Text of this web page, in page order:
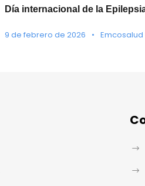
Día internacional de la
9 de febrero de 2026 •